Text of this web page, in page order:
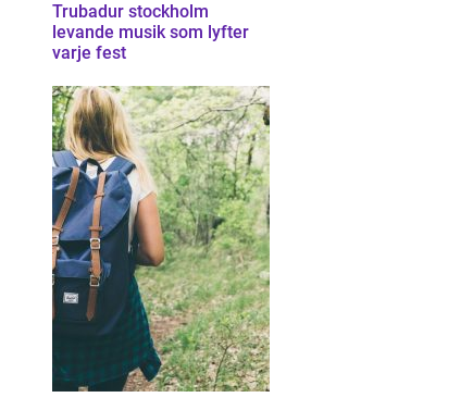
Trubadur stockholm
levande musik som lyfter
varje fest